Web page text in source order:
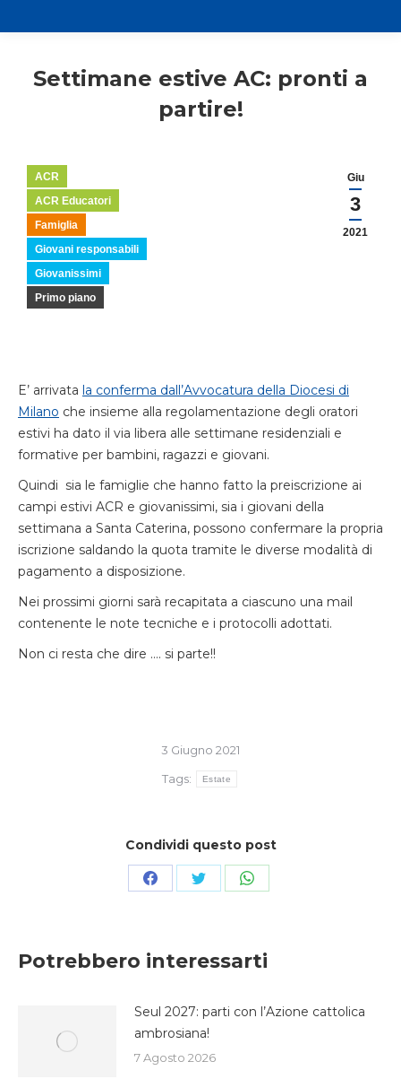
Settimane estive AC: pronti a
partire!
Giu
3
2021
ACR
ACR Educatori
Famiglia
Giovani responsabili
Giovanissimi
Primo piano
E’ arrivata la conferma dall’Avvocatura della Diocesi di
Milano che insieme alla regolamentazione degli oratori
estivi ha dato il via libera alle settimane residenziali e
formative per bambini, ragazzi e giovani.
Quindi sia le famiglie che hanno fatto la preiscrizione ai
campi estivi ACR e giovanissimi, sia i giovani della
settimana a Santa Caterina, possono confermare la propria
iscrizione saldando la quota tramite le diverse modalità di
pagamento a disposizione.
Nei prossimi giorni sarà recapitata a ciascuno una mail
contenente le note tecniche e i protocolli adottati.
Non ci resta che dire …. si parte!!
3 Giugno 2021
Tags:
Estate
Condividi questo post
CondividiCondividiCondividi
Potrebbero interessarti
Seul 2027: parti con l’Azione cattolica
ambrosiana!
7 Agosto 2026